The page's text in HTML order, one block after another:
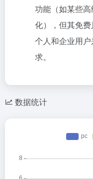
功能（如某些
化），但其免
个人和企业用
求。
数据统计